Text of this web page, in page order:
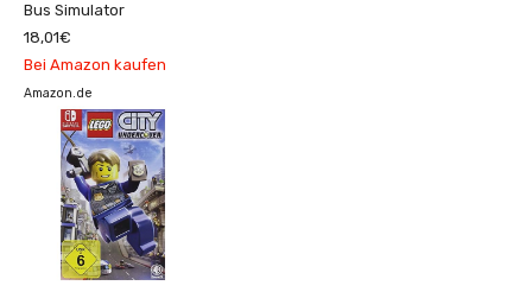
Bus Simulator
18,01€
Bei Amazon kaufen
Amazon.de